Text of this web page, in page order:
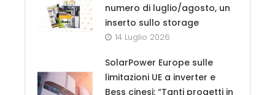
numero di luglio/agosto, un
inserto sullo storage
14 Luglio 2026
SolarPower Europe sulle
limitazioni UE a inverter e
Bess cinesi: “Tanti progetti in